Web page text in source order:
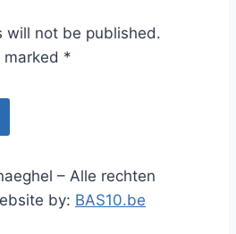
will not be published.
marked *
– Alle rechten
by: BAS10.be